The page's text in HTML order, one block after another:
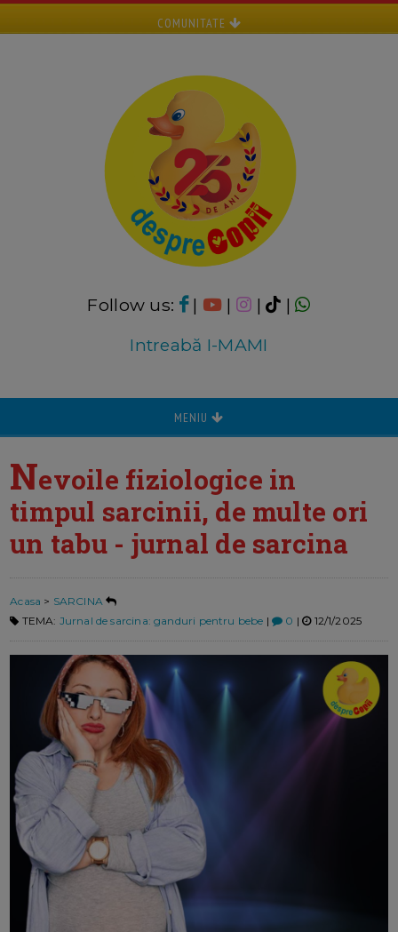
COMUNITATE
Follow us: | | |
|
Intreabă I-MAMI
MENIU
Nevoile fiziologice in
timpul sarcinii, de multe ori
un tabu - jurnal de sarcina
Acasa > SARCINA
TEMA: Jurnal de sarcina: ganduri pentru bebe | 0 | 12/1/2025